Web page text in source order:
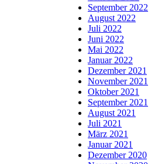
September 2022
August 2022
Juli 2022
Juni 2022
Mai 2022
Januar 2022
Dezember 2021
November 2021
Oktober 2021
September 2021
August 2021
Juli 2021
März 2021
Januar 2021
Dezember 2020